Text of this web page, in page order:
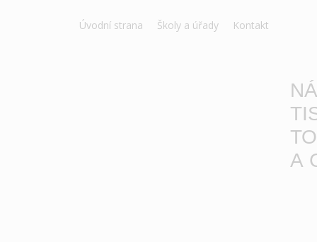
Úvodní strana Školy a úřady Kontakt
A